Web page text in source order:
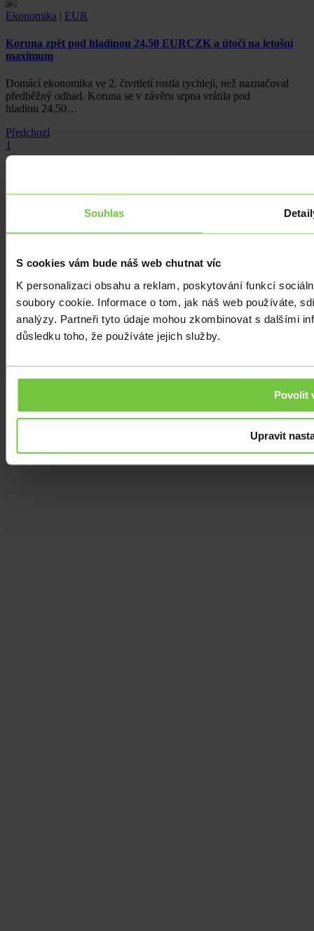
Souhlas
S cookies vám bude náš web chutnat víc
K personalizaci obsahu a reklam, poskytování funkcí
soubory cookie. Informace o tom, jak náš web používáte,
analýzy. Partneři tyto údaje mohou zkombinovat s dalšími
důsledku toho, že používáte jejich služby.
Povolit
Upravit
Ekonomika | EUR
Koruna zpět pod hladinou 24,50 EURCZK a útočí na letošní
maximum
Domácí ekonomika ve 2. čtvrtletí rostla rychleji, než naznačoval
předběžný odhad. Koruna se v závěru srpna vrátila pod
hladinu 24,50…
Předchozí
1
...
147
Kurz Euro
Kurz Zlotý
Ekonomika
Kvízy
Kontakty
Cookies
Slovník pojmů
Podmínky užití
Vaše denní zprávy z devizových trhů.